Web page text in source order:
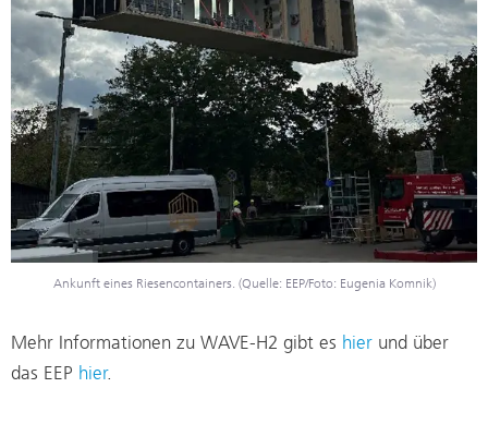
Ankunft eines Riesencontainers. (Quelle: EEP/Foto: Eugenia Komnik)
Mehr Informationen zu WAVE-H2 gibt es hier und über
das EEP hier.